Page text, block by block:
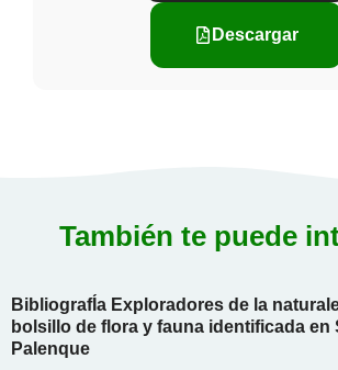
Descargar
También te puede
BibliografÍa Exploradores de la
bolsillo de flora y fauna identificada en
Palenque